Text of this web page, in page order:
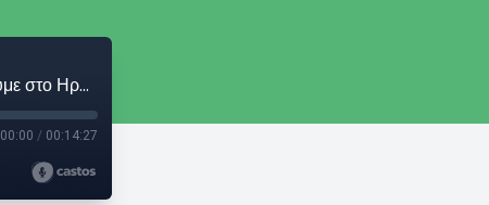
Χρήστος Νικολόπουλος: «Τα τραγούδια που θα παίξουμε στο Ηρώδειο είναι «φτιαγμένα» με απόλυτο σεβασμό στον χώρο αυτόν»
00:00 / 00:14:27